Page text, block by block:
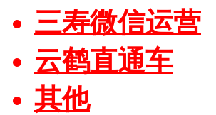
三寿微信运营
云鹤直通车
其他